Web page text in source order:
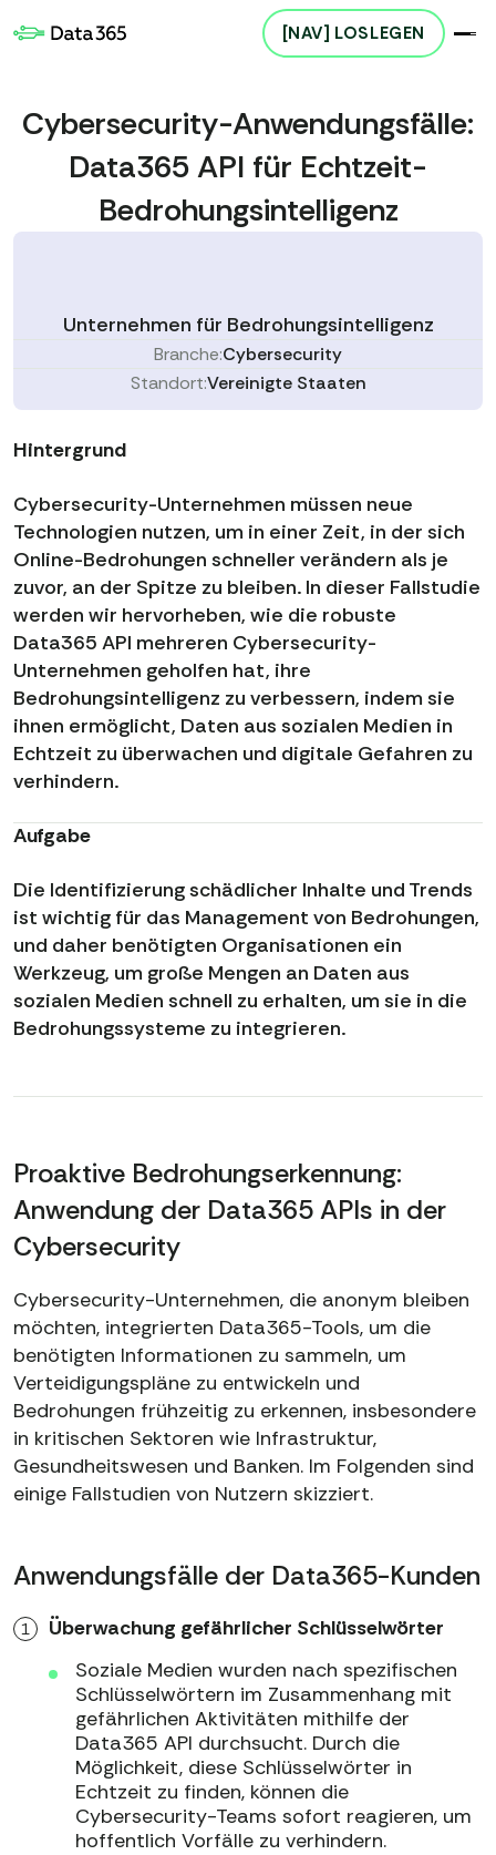
Cybersecurity-Anwendungsfälle:
Data365 API für Echtzeit-
Bedrohungsintelligenz
Unternehmen für Bedrohungsintelligenz
Branche:Cybersecurity
Standort:Vereinigte Staaten
Hintergrund
Cybersecurity-Unternehmen müssen neue
Technologien nutzen, um in einer Zeit, in der sich
Online-Bedrohungen schneller verändern als je
zuvor, an der Spitze zu bleiben. In dieser Fallstudie
werden wir hervorheben, wie die robuste
Data365 API mehreren Cybersecurity-
Unternehmen geholfen hat, ihre
Bedrohungsintelligenz zu verbessern, indem sie
ihnen ermöglicht, Daten aus sozialen Medien in
Echtzeit zu überwachen und digitale Gefahren zu
verhindern.
Aufgabe
Die Identifizierung schädlicher Inhalte und Trends
ist wichtig für das Management von Bedrohungen,
und daher benötigten Organisationen ein
Werkzeug, um große Mengen an Daten aus
sozialen Medien schnell zu erhalten, um sie in die
Bedrohungssysteme zu integrieren.
Proaktive Bedrohungserkennung:
Anwendung der Data365 APIs in der
Cybersecurity
Cybersecurity-Unternehmen, die anonym bleiben
möchten, integrierten Data365-Tools, um die
benötigten Informationen zu sammeln, um
Verteidigungspläne zu entwickeln und
Bedrohungen frühzeitig zu erkennen, insbesondere
in kritischen Sektoren wie Infrastruktur,
Gesundheitswesen und Banken. Im Folgenden sind
einige Fallstudien von Nutzern skizziert.
Anwendungsfälle der Data365-Kunden
Überwachung gefährlicher Schlüsselwörter
Soziale Medien wurden nach spezifischen
Schlüsselwörtern im Zusammenhang mit
gefährlichen Aktivitäten mithilfe der
Data365 API durchsucht. Durch die
Möglichkeit, diese Schlüsselwörter in
Echtzeit zu finden, können die
Cybersecurity-Teams sofort reagieren, um
hoffentlich Vorfälle zu verhindern.
[NAV] LOSLEGEN